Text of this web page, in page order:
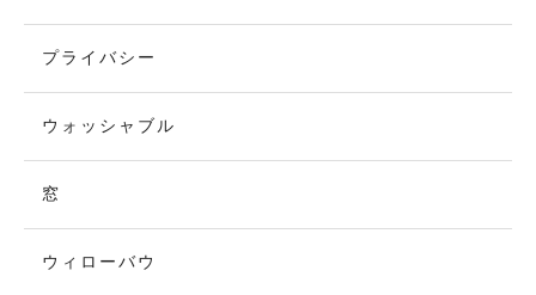
プライバシー
ウォッシャブル
窓
ウィローバウ